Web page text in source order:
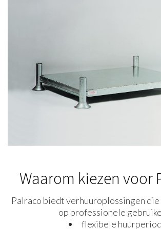
Waarom kiezen voor
Palraco biedt verhuuroplossingen
op professionele
flexibele